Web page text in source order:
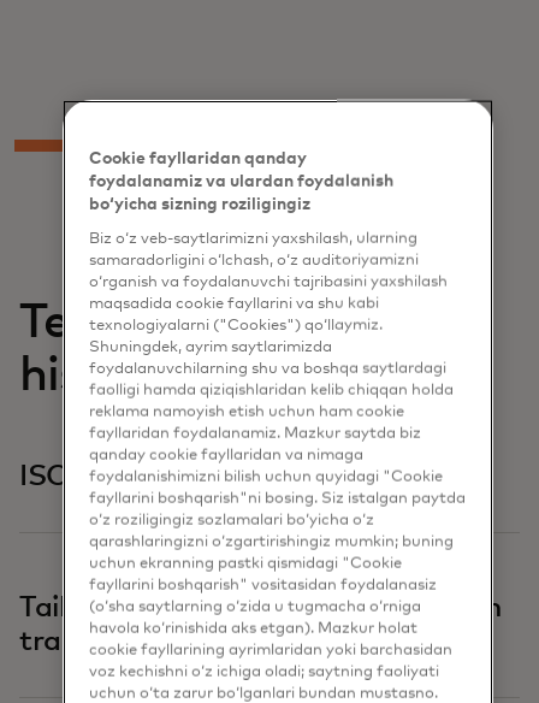
Tegishli
hisobotlar
ISO20022
Tailandni raqamli iqtisodiyot tomon
transformatsiya qilish
Cookie fayllaridan qanday
foydalanamiz va ulardan foydalanish
bo‘yicha sizning roziligingiz
Biz o‘z veb-saytlarimizni yaxshilash, ularning
samaradorligini o‘lchash, o‘z auditoriyamizni
o‘rganish va foydalanuvchi tajribasini yaxshilash
maqsadida cookie fayllarini va shu kabi
texnologiyalarni ("Cookies") qo‘llaymiz.
Shuningdek, ayrim saytlarimizda
foydalanuvchilarning shu va boshqa saytlardagi
faolligi hamda qiziqishlaridan kelib chiqqan holda
reklama namoyish etish uchun ham cookie
fayllaridan foydalanamiz. Mazkur saytda biz
qanday cookie fayllaridan va nimaga
foydalanishimizni bilish uchun quyidagi "Cookie
fayllarini boshqarish"ni bosing. Siz istalgan paytda
o‘z roziligingiz sozlamalari bo‘yicha o‘z
qarashlaringizni o‘zgartirishingiz mumkin; buning
uchun ekranning pastki qismidagi "Cookie
fayllarini boshqarish" vositasidan foydalanasiz
(o‘sha saytlarning o‘zida u tugmacha o‘rniga
havola ko‘rinishida aks etgan). Mazkur holat
cookie fayllarining ayrimlaridan yoki barchasidan
voz kechishni o‘z ichiga oladi; saytning faoliyati
uchun o‘ta zarur bo‘lganlari bundan mustasno.